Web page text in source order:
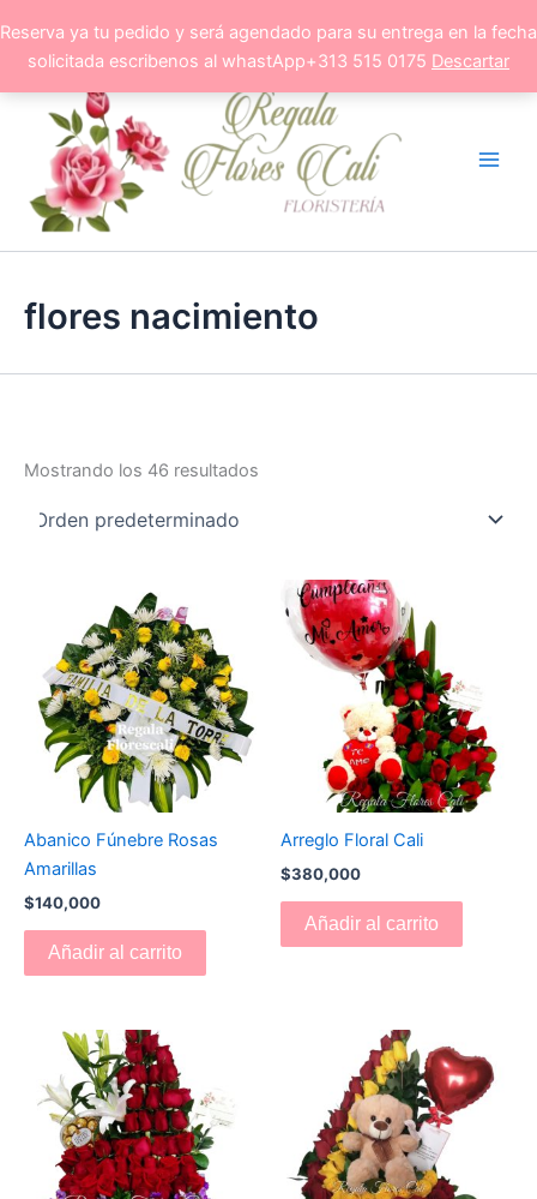
Reserva ya tu pedido y será agendado para su entrega en la fecha
solicitada escribenos al whastApp+313 515 0175 Descartar
al
contenido
flores nacimiento
Mostrando los 46 resultados
Abanico Fúnebre Rosas
Amarillas
$140,000
Añadir al carrito
Arreglo Floral Cali
$380,000
Añadir al carrito